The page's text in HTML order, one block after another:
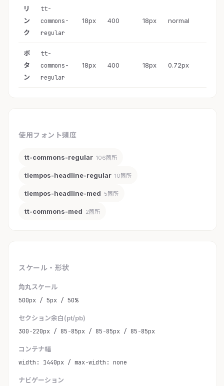
リ
ン
ク
tt-
commons-
regular
18px 400 18px normal
ボ
タ
ン
tt-
commons-
regular
18px 400 18px 0.72px
使用フォント頻度
tt-commons-regular 106箇所
tiempos-headline-regular 10箇所
tiempos-headline-med 5箇所
tt-commons-med 2箇所
スケール・形状
角丸スケール
500px / 5px / 50%
セクション余白(pt/pb)
300-220px / 85-85px / 85-85px / 85-85px
コンテナ幅
width: 1440px / max-width: none
ナビゲーション